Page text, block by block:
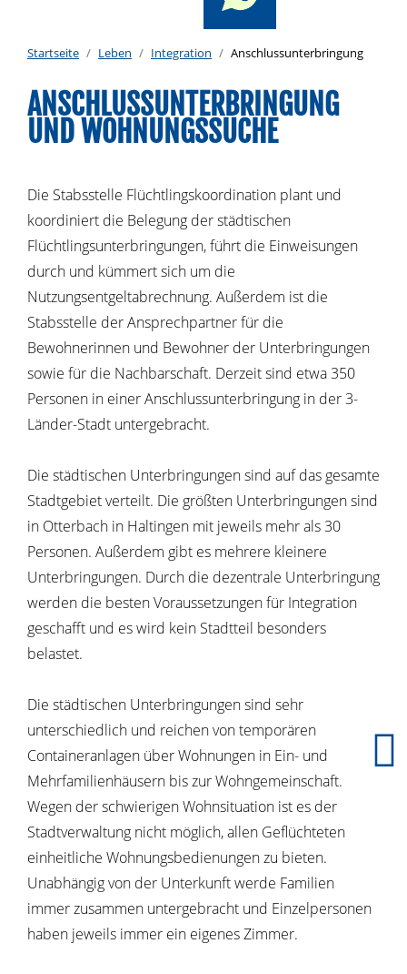
Startseite Leben Integration Anschlussunterbringung
ANSCHLUSSUNTERBRINGUNG
UND WOHNUNGSSUCHE
Die Stabsstelle Flüchtlingskoordination plant und
koordiniert die Belegung der städtischen
Flüchtlingsunterbringungen, führt die Einweisungen
durch und kümmert sich um die
Nutzungsentgeltabrechnung. Außerdem ist die
Stabsstelle der Ansprechpartner für die
Bewohnerinnen und Bewohner der Unterbringungen
sowie für die Nachbarschaft. Derzeit sind etwa 350
Personen in einer Anschlussunterbringung in der 3-
Länder-Stadt untergebracht.
Die städtischen Unterbringungen sind auf das gesamte
Stadtgebiet verteilt. Die größten Unterbringungen sind
in Otterbach in Haltingen mit jeweils mehr als 30
Personen. Außerdem gibt es mehrere kleinere
Unterbringungen. Durch die dezentrale Unterbringung
werden die besten Voraussetzungen für Integration
geschafft und es wird kein Stadtteil besonders
belastet.
Die städtischen Unterbringungen sind sehr
unterschiedlich und reichen von temporären
Containeranlagen über Wohnungen in Ein- und
Mehrfamilienhäusern bis zur Wohngemeinschaft.
Wegen der schwierigen Wohnsituation ist es der
Stadtverwaltung nicht möglich, allen Geflüchteten
einheitliche Wohnungsbedienungen zu bieten.
Unabhängig von der Unterkunft werde Familien
immer zusammen untergebracht und Einzelpersonen
haben jeweils immer ein eigenes Zimmer.